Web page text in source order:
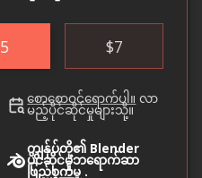
5 $7
စောစောဝင်ရောက်ပါ။ လာ
မည့်ပိုင်ဆိုင်မှုများသို့။
ကျွန်ုပ်တို့၏ Blender
ပိုင်ဆိုင်မှုဘရောက်ဆာ
ဖြည့်စွက်မှု .